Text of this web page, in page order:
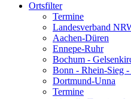
Ortsfilter
Termine
Landesverband
Aachen-Düren
Ennepe-Ruhr
Bochum -
Bonn - Rhein-Sieg
Dortmund-Unna
Termine